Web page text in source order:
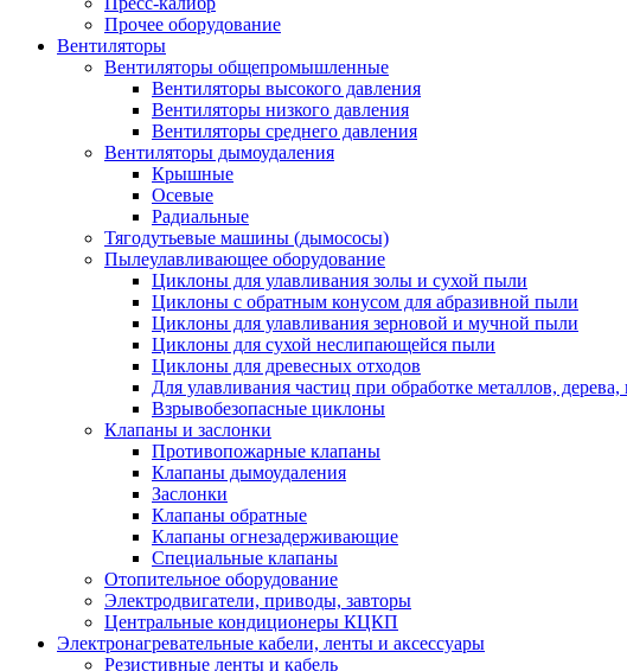
Прочее оборудование
Вентиляторы
Вентиляторы общепромышленные
Вентиляторы высокого давления
Вентиляторы низкого давления
Вентиляторы среднего давления
Вентиляторы дымоудаления
Крышные
Осевые
Радиальные
Тягодутьевые машины (дымососы)
Пылеулавливающее оборудование
Циклоны для улавливания золы и сухой пыли
Циклоны с обратным конусом для абразивной пыли
Циклоны для улавливания зерновой и мучной пыли
Циклоны для сухой неслипающейся пыли
Циклоны для древесных отходов
Для улавливания частиц при обработке металлов,
Взрывобезопасные циклоны
Клапаны и заслонки
Противопожарные клапаны
Клапаны дымоудаления
Заслонки
Клапаны обратные
Клапаны огнезадерживающие
Специальные клапаны
Отопительное оборудование
Электродвигатели, приводы, завторы
Центральные кондиционеры КЦКП
Электронагревательные кабели, ленты и аксессуары
Резистивные ленты и кабель